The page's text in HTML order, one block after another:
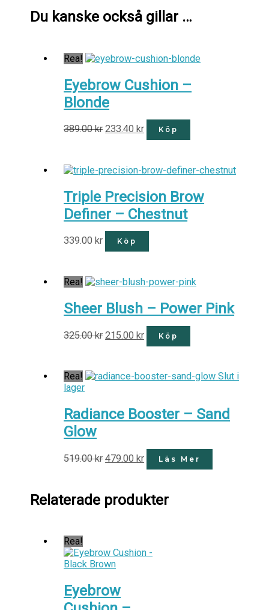
Du kanske också gillar …
Rea!
Eyebrow Cushion –
Blonde
389.00kr 233.40 kr Köp
Triple Precision Brow
Definer – Chestnut
339.00 kr Köp
Rea!
Sheer Blush – Power Pink
325.00kr 215.00kr Köp
Rea!
Slut i
lager
Radiance Booster – Sand
Glow
519.00kr 479.00kr Läs Mer
Relaterade produkter
Rea!
Eyebrow